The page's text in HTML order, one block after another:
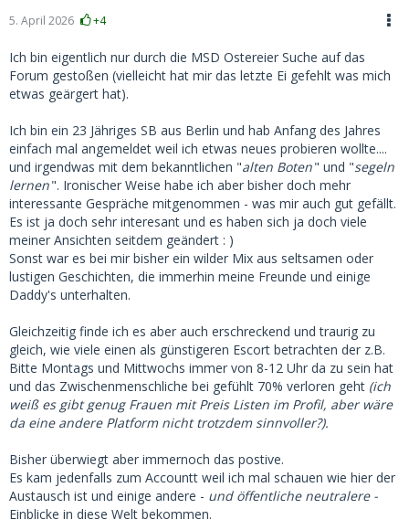
5. April 2026 +4
Ich bin eigentlich nur durch die MSD Ostereier Suche auf das
Forum gestoßen (vielleicht hat mir das letzte Ei gefehlt was mich
etwas geärgert hat).
Ich bin ein 23 Jähriges SB aus Berlin und hab Anfang des Jahres
einfach mal angemeldet weil ich etwas neues probieren wollte....
und irgendwas mit dem bekanntlichen "alten Boten" und "segeln
lernen". Ironischer Weise habe ich aber bisher doch mehr
interessante Gespräche mitgenommen - was mir auch gut gefällt.
Es ist ja doch sehr interesant und es haben sich ja doch viele
meiner Ansichten seitdem geändert : )
Sonst war es bei mir bisher ein wilder Mix aus seltsamen oder
lustigen Geschichten, die immerhin meine Freunde und einige
Daddy's unterhalten.
Gleichzeitig finde ich es aber auch erschreckend und traurig zu
gleich, wie viele einen als günstigeren Escort betrachten der z.B.
Bitte Montags und Mittwochs immer von 8-12 Uhr da zu sein hat
und das Zwischenmenschliche bei gefühlt 70% verloren geht (ich
weiß es gibt genug Frauen mit Preis Listen im Profil, aber wäre
da eine andere Platform nicht trotzdem sinnvoller?).
Bisher überwiegt aber immernoch das postive.
Es kam jedenfalls zum Accountt weil ich mal schauen wie hier der
Austausch ist und einige andere - und öffentliche neutralere -
Einblicke in diese Welt bekommen.